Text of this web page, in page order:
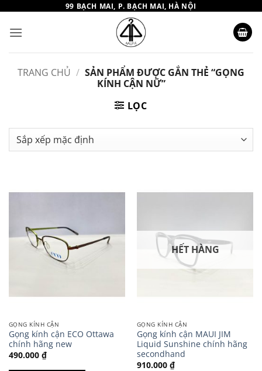
nội
dung
99 BẠCH MAI, P. BẠCH MAI, HÀ NỘI
TRANG CHỦ / SẢN PHẨM ĐƯỢC GẮN THẺ “GỌNG
KÍNH CẬN NỮ”
LỌC
GỌNG KÍNH CẬN
Gọng kính cận ECO Ottawa
chính hãng new
490.000 ₫
HẾT HÀNG
GỌNG KÍNH CẬN
Gọng kính cận MAUI JIM
Liquid Sunshine chính hãng
secondhand
910.000 ₫